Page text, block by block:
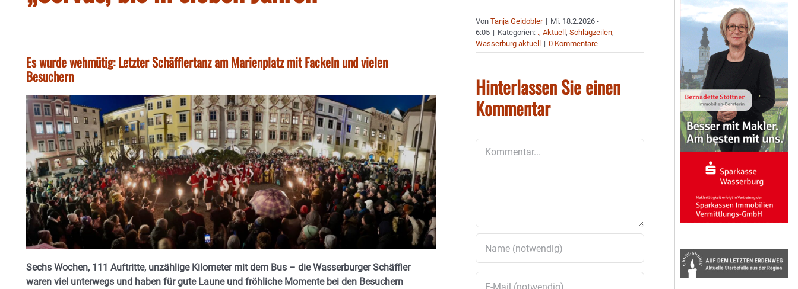
Es wurde wehmütig: Letzter Schäfflertanz am Marienplatz mit Fackeln und vielen
Besuchern
Sechs Wochen, 111 Auftritte, unzählige Kilometer mit dem Bus – die Wasserburger Schäffler
waren viel unterwegs und haben für gute Laune und fröhliche Momente bei den Besuchern
VonTanja Geidobler | Mi. 18.2.2026 -
6:05 | Kategorien: .,Aktuell,Schlagzeilen,
Wasserburg aktuell
| 0 Kommentare
Hinterlassen Sie einen
Kommentar